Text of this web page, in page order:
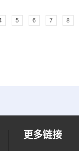
5 6 7 8
更多链接